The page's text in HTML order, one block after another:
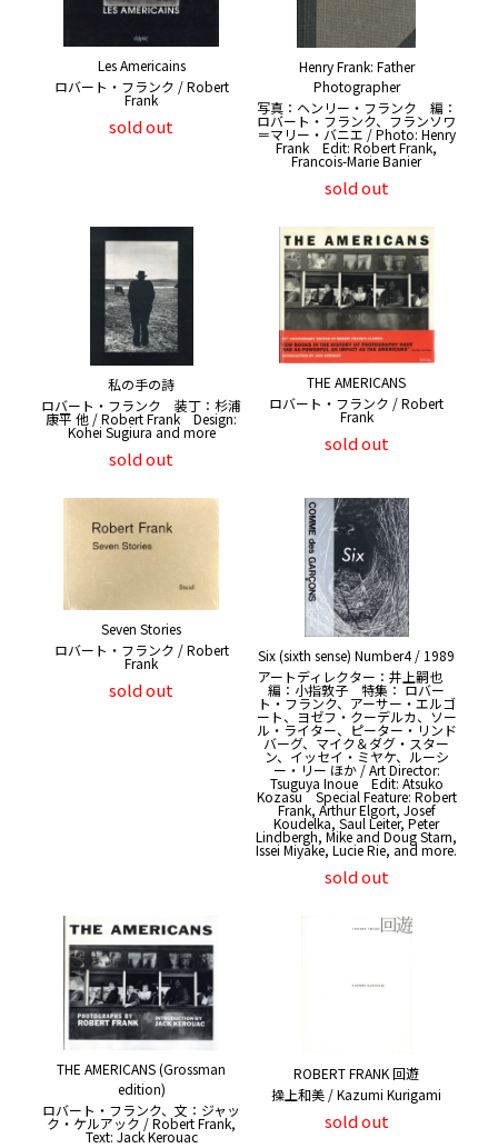
Les Americains
ロバート・フランク / Robert
Frank
sold out
Henry Frank: Father
Photographer
写真：ヘンリー・フランク 編：
ロバート・フランク、フランソワ
＝マリー・バニエ / Photo: Henry
Frank Edit: Robert Frank,
Francois-Marie Banier
sold out
私の手の詩
ロバート・フランク 装丁：杉浦
康平 他 / Robert Frank Design:
Kohei Sugiura and more
sold out
THE AMERICANS
ロバート・フランク / Robert
Frank
sold out
Seven Stories
ロバート・フランク / Robert
Frank
sold out
Six (sixth sense) Number4 / 1989
アートディレクター：井上嗣也
編：小指敦子 特集： ロバー
ト・フランク、アーサー・エルゴ
ート、ヨゼフ・クーデルカ、ソー
ル・ライター、ピーター・リンド
バーグ、マイク＆ダグ・スター
ン、イッセイ・ミヤケ、ルーシ
ー・リー ほか / Art Director:
Tsuguya Inoue Edit: Atsuko
Kozasu Special Feature: Robert
Frank, Arthur Elgort, Josef
Koudelka, Saul Leiter, Peter
Lindbergh, Mike and Doug Starn,
Issei Miyake, Lucie Rie, and more.
sold out
THE AMERICANS (Grossman
edition)
ロバート・フランク、文：ジャッ
ク・ケルアック / Robert Frank,
Text: Jack Kerouac
ROBERT FRANK 回遊
操上和美 / Kazumi Kurigami
sold out